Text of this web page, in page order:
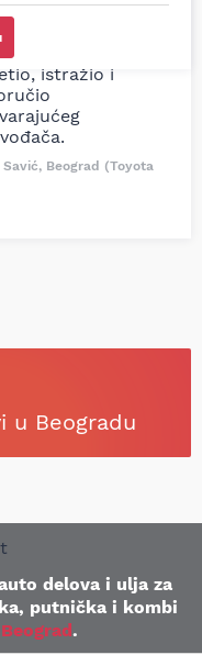
cilindra bio
za moju
ali me je Miloš
istražio i
Beograd (Toyota
u Beogradu
delova i ulja za
putnička i kombi
.